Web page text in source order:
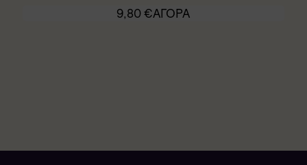
9,80€ΑΓΟΡΑ